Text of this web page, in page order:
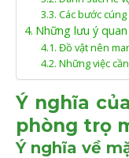
Các bước
Những lưu ý
Đồ vật nên
Những việc
Ý nghĩa
phòng trọ
Ý nghĩa về